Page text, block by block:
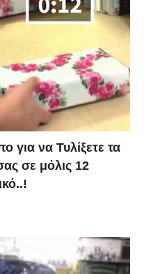
για να Τυλίξετε τα
σε μόλις 12